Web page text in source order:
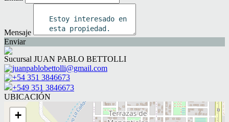
Mensaje
Enviar
Sucursal JUAN PABLO BETTOLLI
juanpablobettolli@gmail.com
+54 351 3846673
+549 351 3846673
UBICACIÓN
+